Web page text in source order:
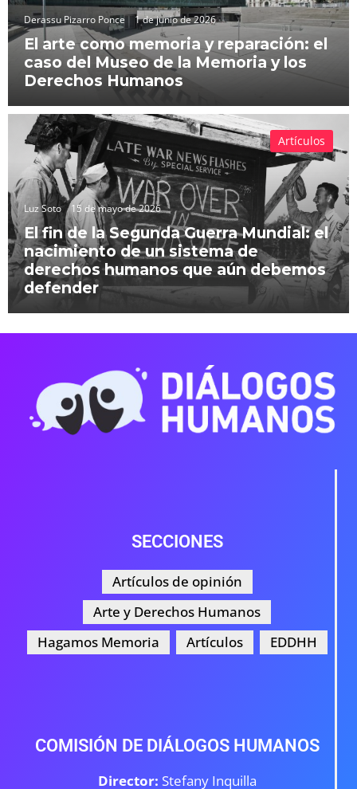
Derassu Pizarro Ponce 1 de junio de 2026
El arte como memoria y reparación: el
caso del Museo de la Memoria y los
Derechos Humanos
Luz Soto 15 de mayo de 2026
El fin de la Segunda Guerra Mundial: el
nacimiento de un sistema de
derechos humanos que aún debemos
defender
Artículos
SECCIONES
Artículos de opinión
Arte y Derechos Humanos
Hagamos Memoria
Artículos EDDHH
COMISIÓN DE DIÁLOGOS HUMANOS
Director: Stefany Inquilla